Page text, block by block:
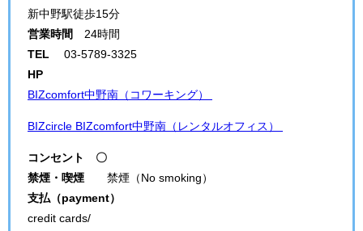
新中野駅徒歩15分
営業時間
24時間
TEL
03-5789-3325
HP
BIZcomfort中野南（コワーキング）
BIZcircle BIZcomfort中野南（レンタルオフィス）
コンセント 〇
禁煙・喫煙 禁煙（No smoking）
支払（payment）
credit cards/